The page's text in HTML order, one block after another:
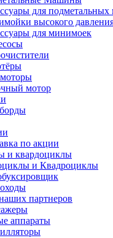
для
высокого
для минимоек
мотор
по акции
и квардоциклы
и Квадроциклы
партнеров
аппараты